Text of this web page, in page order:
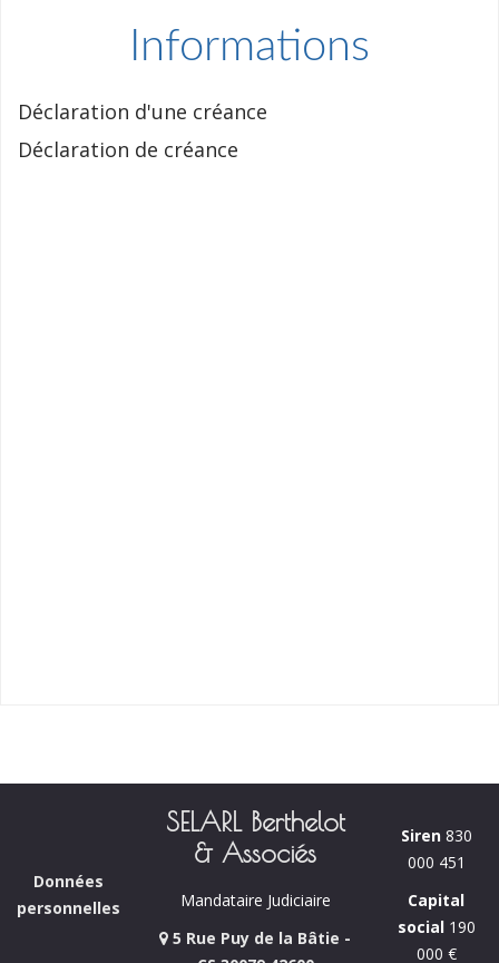
Informations
Déclaration d'une créance
Déclaration de créance
Données
personnelles
SELARL Berthelot
& Associés
Mandataire Judiciaire
5 Rue Puy de la Bâtie -
Siren830
000 451
Capital
social190
000 €